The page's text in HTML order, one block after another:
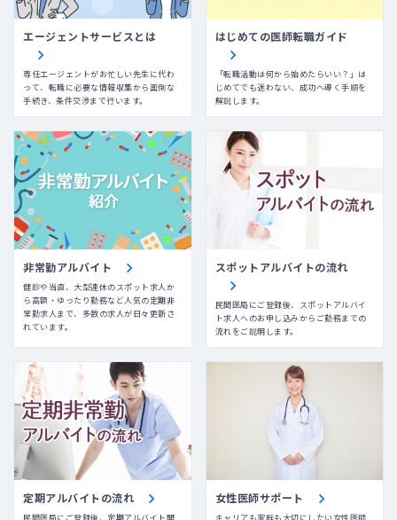
エージェントサービスとは
専任エージェントがお忙しい先生に代わ
って、転職に必要な情報収集から面倒な
手続き、条件交渉まで行います。
はじめての医師転職ガイド
「転職活動は何から始めたらいい？」は
じめてでも迷わない、成功へ導く手順を
解説します。
非常勤アルバイト
健診や当直、大型連休のスポット求人か
ら高額・ゆったり勤務など人気の定期非
常勤求人まで、多数の求人が日々更新さ
れています。
スポットアルバイトの流れ
民間医局にご登録後、スポットアルバイ
ト求人へのお申し込みからご勤務までの
流れをご説明します。
定期アルバイトの流れ
民間医局にご登録後、定期アルバイト開
女性医師サポート
キャリアも家庭も大切にしたい女性医師